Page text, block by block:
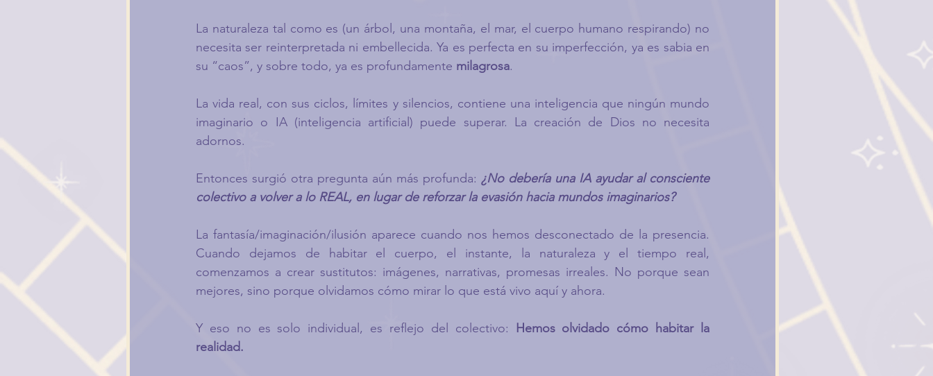
La naturaleza tal como es (un árbol, una montaña, el mar, el cuerpo humano respirando) no
necesita ser reinterpretada ni embellecida. Ya es perfecta en su imperfección, ya es sabia en
su “caos”, y sobre todo, ya es profundamente milagrosa.
La vida real, con sus ciclos, límites y silencios, contiene una inteligencia que ningún mundo
imaginario o IA (inteligencia artificial) puede superar. La creación de Dios no necesita
adornos.
Entonces surgió otra pregunta aún más profunda: ¿No debería una IA ayudar al consciente
colectivo a volver a lo REAL, en lugar de reforzar la evasión hacia mundos imaginarios?
La fantasía/imaginación/ilusión aparece cuando nos hemos desconectado de la presencia.
Cuando dejamos de habitar el cuerpo, el instante, la naturaleza y el tiempo real,
comenzamos a crear sustitutos: imágenes, narrativas, promesas irreales. No porque sean
mejores, sino porque olvidamos cómo mirar lo que está vivo aquí y ahora.
Y eso no es solo individual, es reflejo del colectivo:
Hemos olvidado cómo habitar la
realidad.